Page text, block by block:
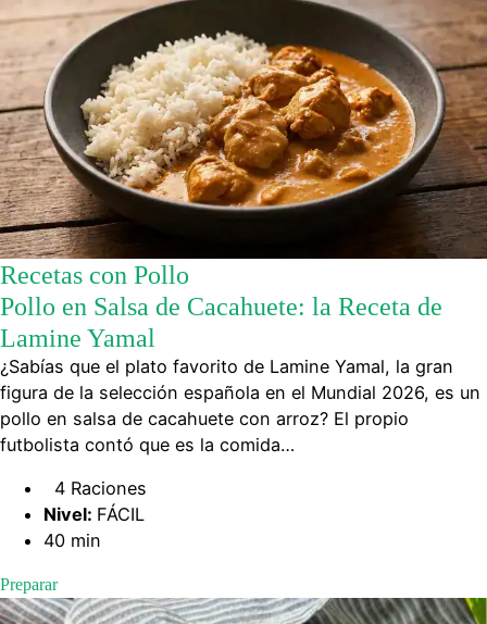
Recetas con Pollo
Pollo en Salsa de Cacahuete: la Receta de
Lamine Yamal
¿Sabías que el plato favorito de Lamine Yamal, la gran
figura de la selección española en el Mundial 2026, es un
pollo en salsa de cacahuete con arroz? El propio
futbolista contó que es la comida…
4 Raciones
Nivel: FÁCIL
40 min
Preparar